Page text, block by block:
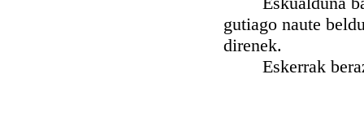
gutiago naute
direnek.
Eskerrak beraz